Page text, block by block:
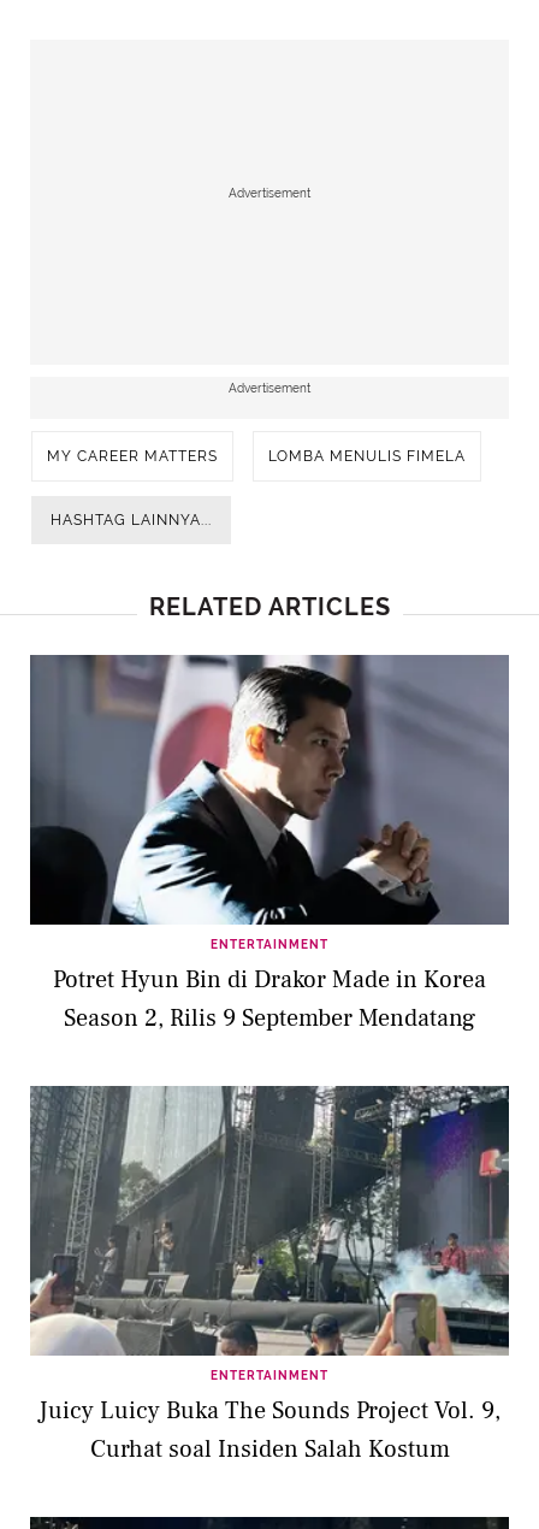
Advertisement
Advertisement
MY CAREER MATTERS LOMBA MENULIS FIMELA
HASHTAG LAINNYA...
RELATED ARTICLES
ENTERTAINMENT
Potret Hyun Bin di Drakor Made in Korea
Season 2, Rilis 9 September Mendatang
ENTERTAINMENT
Juicy Luicy Buka The Sounds Project Vol. 9,
Curhat soal Insiden Salah Kostum